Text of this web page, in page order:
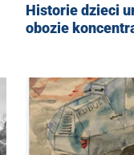
Historie dzieci
obozie